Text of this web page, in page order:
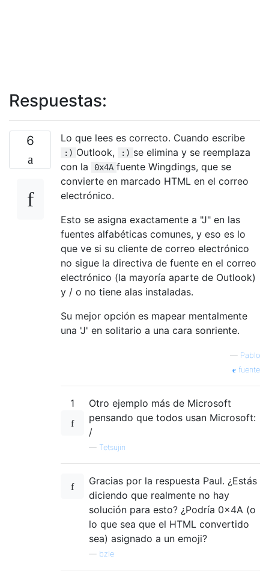
Respuestas:
6 Lo que lees es correcto. Cuando escribe
:) Outlook, :) se elimina y se reemplaza
con la
0x4A fuente Wingdings, que se
convierte en marcado HTML en el correo
electrónico.
Esto se asigna exactamente a "J" en las
fuentes alfabéticas comunes, y eso es lo
que ve si su cliente de correo electrónico
no sigue la directiva de fuente en el correo
electrónico (la mayoría aparte de Outlook)
y / o no tiene alas instaladas.
Su mejor opción es mapear mentalmente
una 'J' en solitario a una cara sonriente.
— Pablo
fuente
1
Otro ejemplo más de Microsoft
pensando que todos usan Microsoft:
/
— Tetsujin
Gracias por la respuesta Paul. ¿Estás
diciendo que realmente no hay
solución para esto? ¿Podría 0x4A (o
lo que sea que el HTML convertido
sea) asignado a un emoji?
bzle